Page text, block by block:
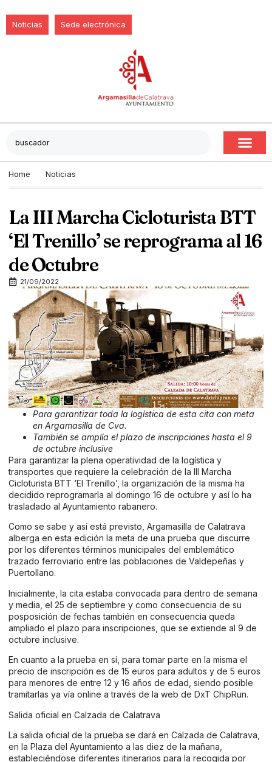
Noticias Sede electrónica
Home Noticias
La III Marcha Cicloturista BTT
‘El Trenillo’ se reprograma al 16
de Octubre
21/09/2022
Para garantizar toda la logística de esta cita con meta
en Argamasilla de Cva.
También se amplía el plazo de inscripciones hasta el 9
de octubre inclusive
Para garantizar la plena operatividad de la logística y
transportes que requiere la celebración de la III Marcha
Cicloturista BTT ‘El Trenillo’, la organización de la misma ha
decidido reprogramarla al domingo 16 de octubre y así lo ha
trasladado al Ayuntamiento rabanero.
Como se sabe y así está previsto, Argamasilla de Calatrava
alberga en esta edición la meta de una prueba que discurre
por los diferentes términos municipales del emblemático
trazado ferroviario entre las poblaciones de Valdepeñas y
Puertollano.
Inicialmente, la cita estaba convocada para dentro de semana
y media, el 25 de septiembre y como consecuencia de su
posposición de fechas también en consecuencia queda
ampliado el plazo para inscripciones, que se extiende al 9 de
octubre inclusive.
En cuanto a la prueba en sí, para tomar parte en la misma el
precio de inscripción es de 15 euros para adultos y de 5 euros
para menores de entre 12 y 16 años de edad, siendo posible
tramitarlas ya vía online a través de la web de DxT ChipRun.
Salida oficial en Calzada de Calatrava
La salida oficial de la prueba se dará en Calzada de Calatrava,
en la Plaza del Ayuntamiento a las diez de la mañana,
estableciéndose diferentes itinerarios para la recogida por